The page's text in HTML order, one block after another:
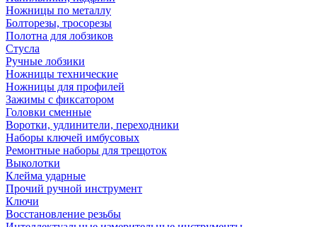
Ножницы по металлу
Болторезы, тросорезы
Полотна для лобзиков
Стусла
Ручные лобзики
Ножницы технические
Ножницы для профилей
Зажимы с фиксатором
Головки сменные
Воротки, удлинители, переходники
Наборы ключей имбусовых
Ремонтные наборы для трещоток
Выколотки
Клейма ударные
Прочий ручной инструмент
Ключи
Восстановление резьбы